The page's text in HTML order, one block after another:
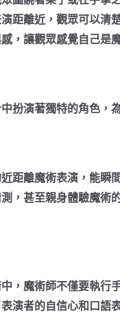
距離近，觀眾可以清
，讓觀眾感覺自己是
扮演著獨特的角色，
距離魔術表演，能瞬
，甚至親身體驗魔術
，魔術師不僅要執行
演者的自信心和口語